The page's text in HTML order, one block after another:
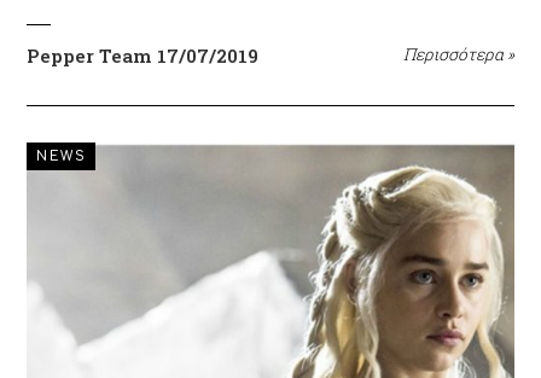
Pepper Team 17/07/2019 Περισσότερα »
NEWS